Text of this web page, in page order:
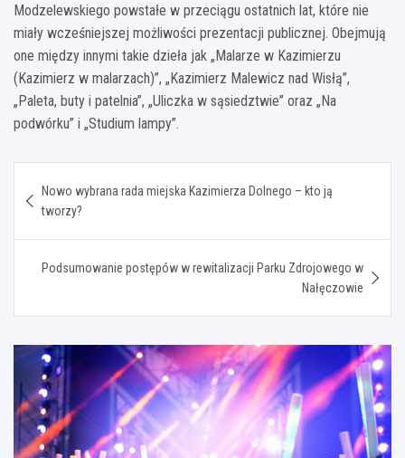
Modzelewskiego powstałe w przeciągu ostatnich lat, które nie
miały wcześniejszej możliwości prezentacji publicznej. Obejmują
one między innymi takie dzieła jak „Malarze w Kazimierzu
(Kazimierz w malarzach)”, „Kazimierz Malewicz nad Wisłą”,
„Paleta, buty i patelnia”, „Uliczka w sąsiedztwie” oraz „Na
podwórku” i „Studium lampy”.
wpisu
Nowo wybrana rada miejska Kazimierza Dolnego – kto ją
tworzy?
Podsumowanie postępów w rewitalizacji Parku Zdrojowego w
Nałęczowie